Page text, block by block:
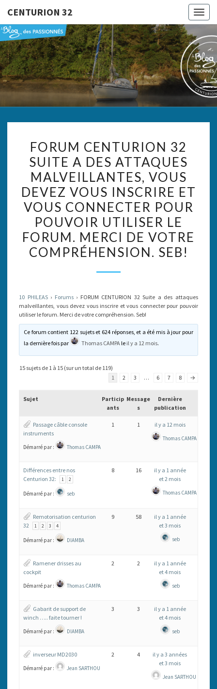
CENTURION 32
32
Le Blog
Des
Passionnés
CENTURION
32
SUITE
A
DES
ATTAQUES
MALVEILLANTES,
VOUS
DEVEZ
ET
VOUS
CONNECTER
POUR
POUVOIR
UTILISER
LE
FORUM.
MERCI
DE
VOTRE
COMPRÉHENSION.
FORUM CENTURION 32
SUITE A DES ATTAQUES
MALVEILLANTES, VOUS
DEVEZ VOUS INSCRIRE ET
VOUS CONNECTER POUR
POUVOIR UTILISER LE
FORUM. MERCI DE VOTRE
COMPRÉHENSION. SEB!
10 PHILEAS › Forums › FORUM CENTURION 32 Suite a des attaques
malveillantes, vous devez vous inscrire et vous connecter pour pouvoir
utiliser le forum. Merci de votre compréhension. Seb!
Ce forum contient 122 sujets et 624 réponses, et a été mis à jour pour
la dernière fois par
Thomas CAMPA le il y a 12 mois.
15 sujets de 1 à 15 (sur un total de 119)
1
2 3 … 6 7 8 →
Sujet
Particip
ants
Message
s
Dernière
publication
Passage câble console
instruments
Démarré par : Thomas CAMPA
1 1 il y a 12 mois
Thomas CAMPA
Différences entre nos
Centurion 32:
1 2
Démarré par : seb
8 16
il y a 1 année
et 2 mois
Thomas CAMPA
Remotorisation centurion
32
1 2 3 4
Démarré par : DIAMBA
9 58
il y a 1 année
et 3 mois
seb
Ramener drisses au
cockpit
Démarré par : Thomas CAMPA
2 2
il y a 1 année
et 4 mois
seb
Gabarit de support de
winch ….. faite tourner !
Démarré par : DIAMBA
3 3
il y a 1 année
et 4 mois
seb
inverseur MD2030
Démarré par : Jean SARTHOU
2 4
il y a 3 années
et 3 mois
Jean SARTHOU